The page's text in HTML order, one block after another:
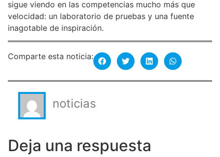
sigue viendo en las competencias mucho más que
velocidad: un laboratorio de pruebas y una fuente
inagotable de inspiración.
Comparte esta noticia:
noticias
Deja una respuesta